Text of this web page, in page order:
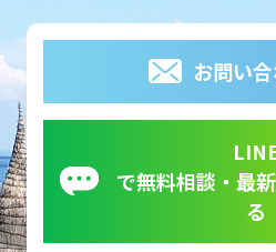
お問い
で無料相談・最
る